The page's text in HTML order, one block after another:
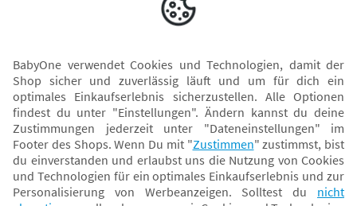
Sicher zahlen